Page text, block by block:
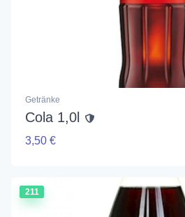
Getränke
Cola 1,0l
3,50 €
211